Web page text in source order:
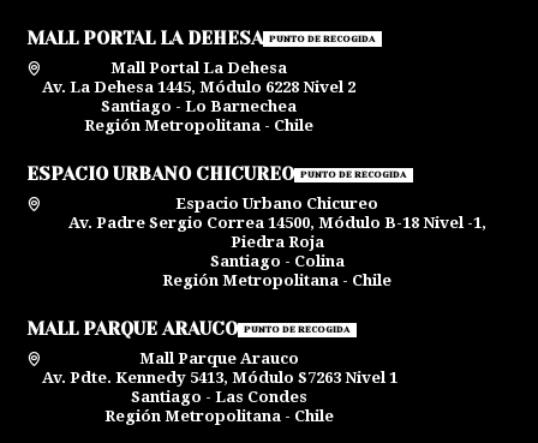
MALL PORTAL LA DEHESA PUNTO DE RECOGIDA
Mall Portal La Dehesa
Av. La Dehesa 1445, Módulo 6228 Nivel 2
Santiago - Lo Barnechea
Región Metropolitana - Chile
ESPACIO URBANO CHICUREO PUNTO DE RECOGIDA
Espacio Urbano Chicureo
Av. Padre Sergio Correa 14500, Módulo B-18 Nivel -1,
Piedra Roja
Santiago - Colina
Región Metropolitana - Chile
MALL PARQUE ARAUCO PUNTO DE RECOGIDA
Mall Parque Arauco
Av. Pdte. Kennedy 5413, Módulo S7263 Nivel 1
Santiago - Las Condes
Región Metropolitana - Chile